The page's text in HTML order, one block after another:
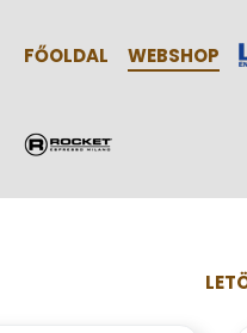
FŐOLDAL
WEBSHOP